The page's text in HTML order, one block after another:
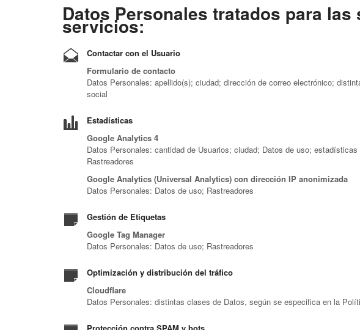
Datos Personales tratados para
servicios:
Contactar con el Usuario
Formulario de contacto
Datos Personales: apellido(s); ciudad; dirección de correo electrónico;
social
Estadísticas
Google Analytics 4
Datos Personales: cantidad de Usuarios; ciudad; Datos de uso;
Rastreadores
Google Analytics (Universal Analytics) con dirección IP anonimizada
Datos Personales: Datos de uso; Rastreadores
Gestión de Etiquetas
Google Tag Manager
Datos Personales: Datos de uso; Rastreadores
Optimización y distribución del tráfico
Cloudflare
Datos Personales: distintas clases de Datos, según se especifica en la